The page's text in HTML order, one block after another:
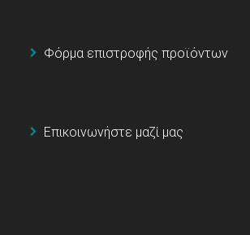
Φόρμα επιστροφής προϊόντων
Επικοινωνήστε μαζί μας